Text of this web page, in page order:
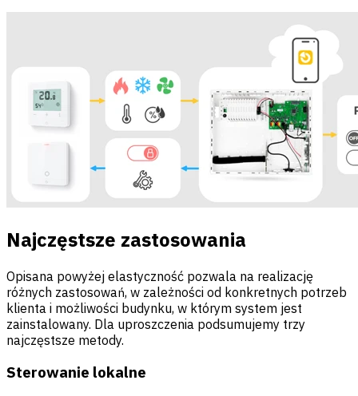
Najczęstsze zastosowania
Opisana powyżej elastyczność pozwala na realizację
różnych zastosowań, w zależności od konkretnych potrzeb
klienta i możliwości budynku, w którym system jest
zainstalowany. Dla uproszczenia podsumujemy trzy
najczęstsze metody.
Sterowanie lokalne